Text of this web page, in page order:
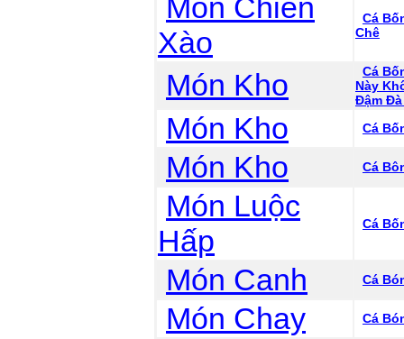
Món Chiên
Xào
Cá
Chê
Món Kho
Cá
Này
Đậm Đà
Món Kho Cá
Món Kho Cá
Món Luộc
Hấp
Cá
Món Canh Cá
Món Chay Cá